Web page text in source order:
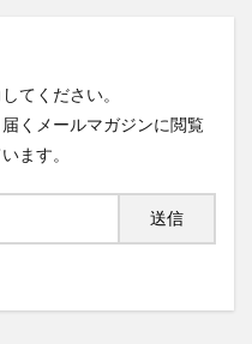
てください。
くメールマガジンに閲覧
ます。